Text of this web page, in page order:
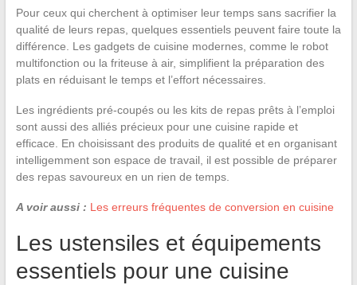
Pour ceux qui cherchent à optimiser leur temps sans sacrifier la
qualité de leurs repas, quelques essentiels peuvent faire toute la
différence. Les gadgets de cuisine modernes, comme le robot
multifonction ou la friteuse à air, simplifient la préparation des
plats en réduisant le temps et l’effort nécessaires.
Les ingrédients pré-coupés ou les kits de repas prêts à l’emploi
sont aussi des alliés précieux pour une cuisine rapide et
efficace. En choisissant des produits de qualité et en organisant
intelligemment son espace de travail, il est possible de préparer
des repas savoureux en un rien de temps.
A voir aussi : Les erreurs fréquentes de conversion en cuisine
Les ustensiles et équipements
essentiels pour une cuisine